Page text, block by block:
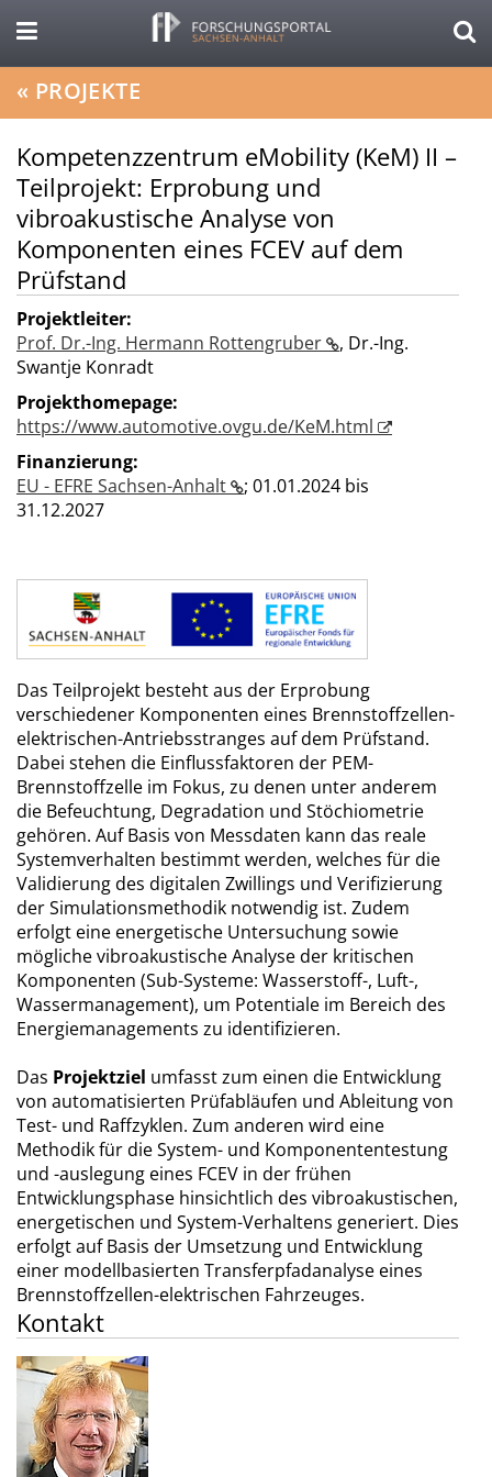
« PROJEKTE
Kompetenzzentrum eMobility (KeM) II –
Teilprojekt: Erprobung und
vibroakustische Analyse von
Komponenten eines FCEV auf dem
Prüfstand
Projektleiter:
Prof. Dr.-Ing. Hermann Rottengruber
, Dr.-Ing.
Swantje Konradt
Projekthomepage:
https://www.automotive.ovgu.de/KeM.html
Finanzierung:
EU - EFRE Sachsen-Anhalt
; 01.01.2024 bis
31.12.2027
Das Teilprojekt besteht aus der Erprobung
verschiedener Komponenten eines Brennstoffzellen-
elektrischen-Antriebsstranges auf dem Prüfstand.
Dabei stehen die Einflussfaktoren der PEM-
Brennstoffzelle im Fokus, zu denen unter anderem
die Befeuchtung, Degradation und Stöchiometrie
gehören. Auf Basis von Messdaten kann das reale
Systemverhalten bestimmt werden, welches für die
Validierung des digitalen Zwillings und Verifizierung
der Simulationsmethodik notwendig ist. Zudem
erfolgt eine energetische Untersuchung sowie
mögliche vibroakustische Analyse der kritischen
Komponenten (Sub-Systeme: Wasserstoff-, Luft-,
Wassermanagement), um Potentiale im Bereich des
Energiemanagements zu identifizieren.
Das Projektziel umfasst zum einen die Entwicklung
von automatisierten Prüfabläufen und Ableitung von
Test- und Raffzyklen. Zum anderen wird eine
Methodik für die System- und Komponententestung
und -auslegung eines FCEV in der frühen
Entwicklungsphase hinsichtlich des vibroakustischen,
energetischen und System-Verhaltens generiert. Dies
erfolgt auf Basis der Umsetzung und Entwicklung
einer modellbasierten Transferpfadanalyse eines
Brennstoffzellen-elektrischen Fahrzeuges.
Kontakt